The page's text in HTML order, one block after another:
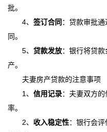
批。
4、 签订合同 ：贷款审批
同。
5、 贷款发放：银行将贷
产。
夫妻房产贷款的注意事项
1、 信用记录：夫妻双方
率。
2、 收入稳定性：银行会